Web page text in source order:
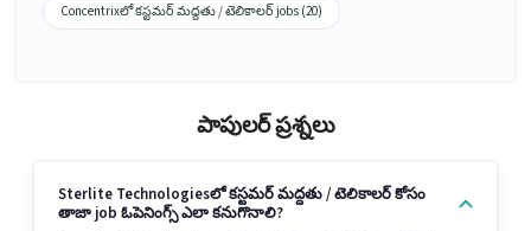
Concentrixలో కస్టమర్ మద్దతు / టెలికాలర్ jobs (20)
పాపులర్ ప్రశ్నలు
Sterlite Technologiesలో కస్టమర్ మద్దతు / టెలికాలర్ కోసం
తాజా job ఓపెనింగ్స్ ఎలా కనుగొనాలి?